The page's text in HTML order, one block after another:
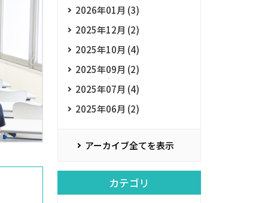
2026年01月 (3)
2025年12月 (2)
2025年10月 (4)
2025年09月 (2)
2025年07月 (4)
2025年06月 (2)
アーカイブ全てを表示
カテゴリ